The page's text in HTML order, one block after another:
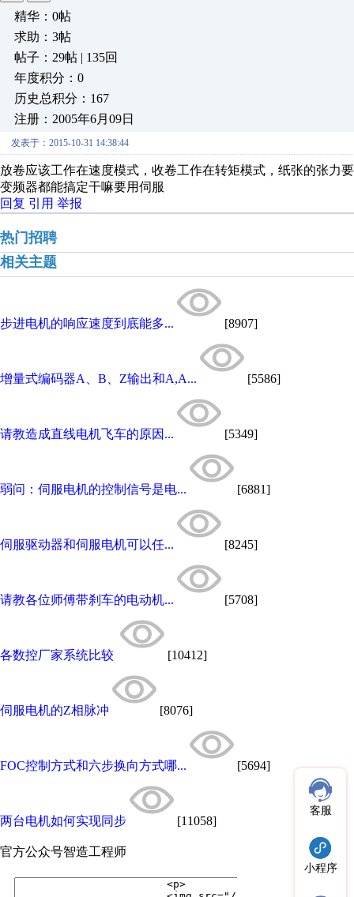
精华：0帖
求助：3帖
帖子：29帖 | 135回
年度积分：0
历史总积分：167
注册：2005年6月09日
发表于：2015-10-31 14:38:44
放卷应该工作在速度模式，收卷工作在转矩模式，纸张的张力
变频器都能搞定干嘛要用伺服
回复 引用 举报
热门招聘
相关主题
步进电机的响应速度到底能多... [8907]
增量式编码器A、B、Z输出和A,A... [5586]
请教造成直线电机飞车的原因... [5349]
弱问：伺服电机的控制信号是电... [6881]
伺服驱动器和伺服电机可以任... [8245]
请教各位师傅带刹车的电动机... [5708]
各数控厂家系统比较 [10412]
伺服电机的Z相脉冲 [8076]
FOC控制方式和六步换向方式哪... [5694]
两台电机如何实现同步 [11058]
官方公众号智造工程师
客服
小程序